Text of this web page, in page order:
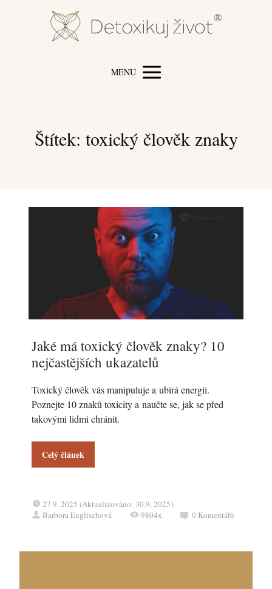
MENU
Štítek: toxický člověk znaky
Jaké má toxický člověk znaky? 10
nejčastějších ukazatelů
Toxický člověk vás manipuluje a ubírá energii.
Poznejte 10 znaků toxicity a naučte se, jak se před
takovými lidmi chránit.
Celý článek
27.9. 2025 (Aktualizováno: 30.9. 2025)
Barbora Englischová
9804x 0 Komentářů